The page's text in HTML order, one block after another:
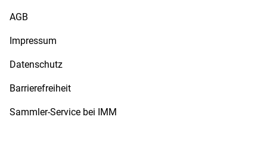
AGB
Impressum
Datenschutz
Barrierefreiheit
Sammler-Service bei IMM